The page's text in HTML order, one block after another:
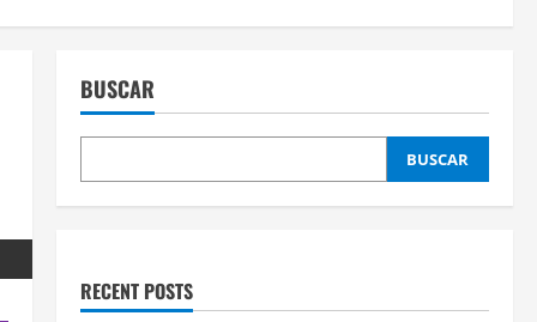
BUSCAR
BUSCAR
RECENT POSTS